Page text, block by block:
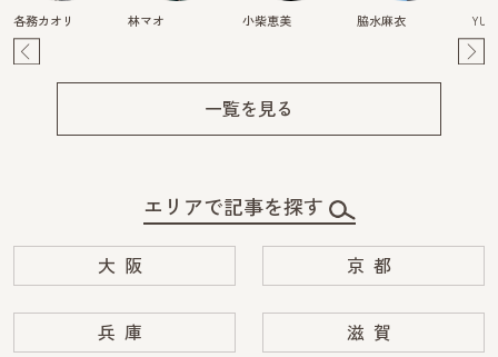
各務カオリ 林マオ 小柴恵美 脇水麻衣 YURI
一覧を見る
エリアで記事を探す
大阪 京都
兵庫 滋賀